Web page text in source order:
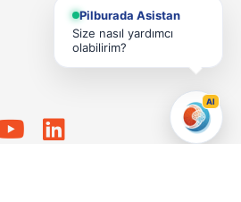
Pilburada Asistan
Size nasıl yardımcı
olabilirim?
AI